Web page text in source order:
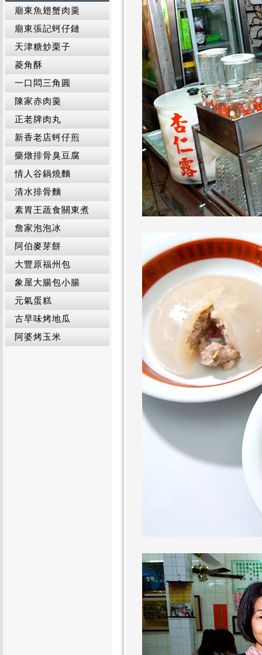
廟東魚翅蟹肉羹
廟東張記蚵仔鏈
天津糖炒栗子
菱角酥
一口悶三角圓
陳家赤肉羹
正老牌肉丸
新香老店蚵仔煎
藥燉排骨臭豆腐
情人谷鍋燒麵
清水排骨麵
素胃王蔬食關東煮
詹家泡泡冰
阿伯麥芽餅
大豐原福州包
象屋大腸包小腸
元氣蛋糕
古早味烤地瓜
阿婆烤玉米